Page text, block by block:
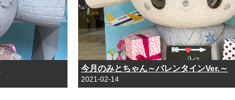
今月のみとちゃん～バレンタインVer.～
2021-02-14